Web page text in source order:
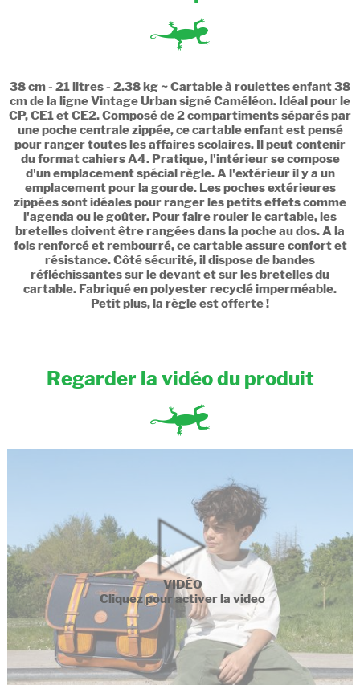
38 cm - 21 litres - 2.38 kg ~ Cartable à roulettes enfant 38
cm de la ligne Vintage Urban signé Caméléon. Idéal pour le
CP, CE1 et CE2. Composé de 2 compartiments séparés par
une poche centrale zippée, ce cartable enfant est pensé
pour ranger toutes les affaires scolaires. Il peut contenir
du format cahiers A4. Pratique, l'intérieur se compose
d'un emplacement spécial règle. A l'extérieur il y a un
emplacement pour la gourde. Les poches extérieures
zippées sont idéales pour ranger les petits effets comme
l'agenda ou le goûter. Pour faire rouler le cartable, les
bretelles doivent être rangées dans la poche au dos. A la
fois renforcé et rembourré, ce cartable assure confort et
résistance. Côté sécurité, il dispose de bandes
réfléchissantes sur le devant et sur les bretelles du
cartable. Fabriqué en polyester recyclé imperméable.
Petit plus, la règle est offerte !
Regarder la vidéo du produit
VIDÉO
Cliquez pour activer la video